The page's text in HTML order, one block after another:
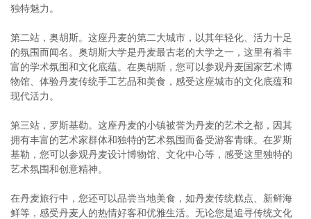
独特魅力。
第二站，奥胡斯。这座丹麦的第二大城市，以其年轻化、活力十足
的氛围而闻名。奥胡斯大学是丹麦最古老的大学之一，这里有着丰
富的学术氛围和文化底蕴。在奥胡斯，您可以参观丹麦国家艺术博
物馆、体验丹麦传统手工艺品和美食，感受这座城市的文化底蕴和
现代活力。
第三站，罗斯基勒。这座丹麦的小镇被誉为丹麦的艺术之都，因其
拥有丰富的艺术家群体和独特的艺术氛围而备受游客青睐。在罗斯
基勒，您可以参观丹麦设计博物馆、文化中心等，感受这里独特的
艺术氛围和创意精神。
在丹麦旅行中，您还可以品尝当地美食，如丹麦传统糕点、新鲜海
鲜等，感受丹麦人的热情好客和优雅生活。无论您是追寻传统文化